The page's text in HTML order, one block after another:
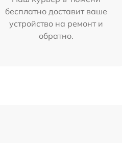
бесплатно доставит ваше
устройство на ремонт и
обратно.